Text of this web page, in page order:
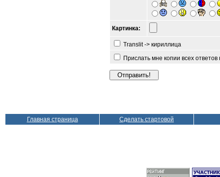
Картинка:
Translit -> кириллица
Прислать мне копии всех
Главная страница Сделать стартовой